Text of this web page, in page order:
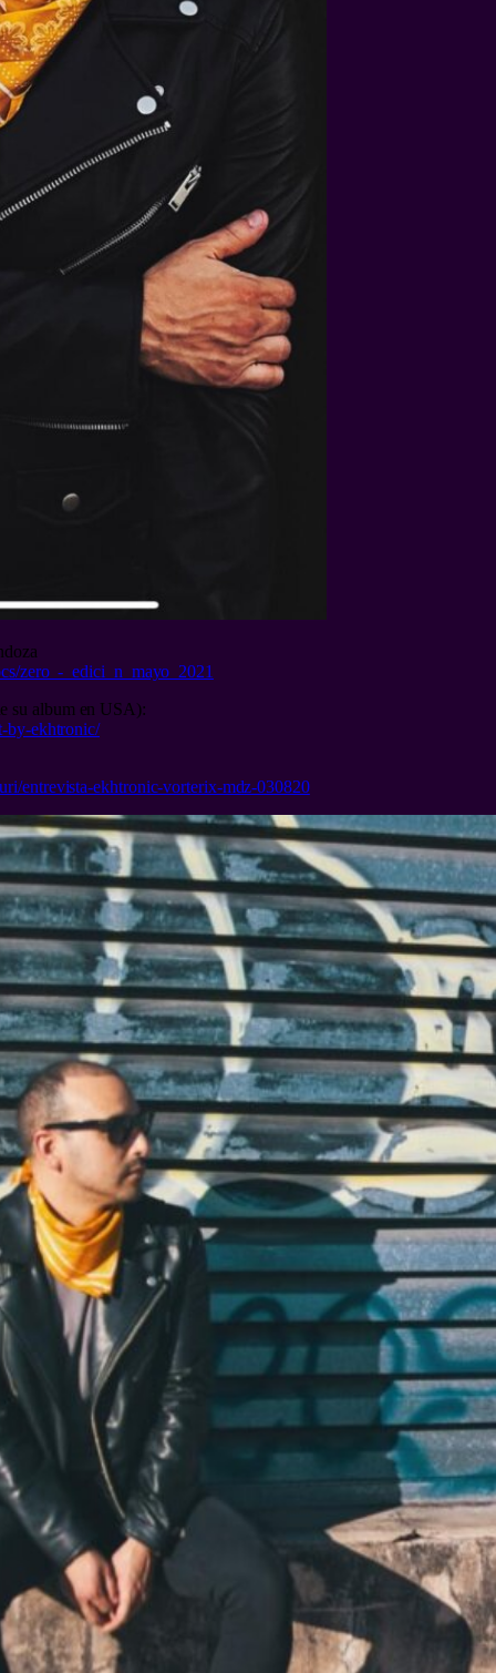
zero_-_edici_n_mayo_2021
su album en USA):
by-ekhtronic/
entrevista-ekhtronic-vorterix-mdz-030820